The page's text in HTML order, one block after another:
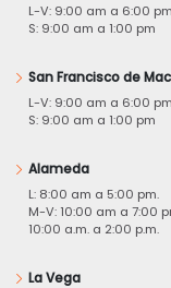
L-V: 9:00 am a 6:00 pm
S: 9:00 am a 1:00 pm
San Francisco de
L-V: 9:00 am a 6:00 pm
S: 9:00 am a 1:00 pm
Alameda
L: 8:00 am a 5:00 pm.
M-V: 10:00 am a 7:00
10:00 a.m. a 2:00 p.m.
La Vega